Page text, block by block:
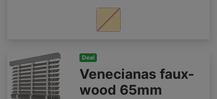
Deal
Venecianas faux-
wood 65mm